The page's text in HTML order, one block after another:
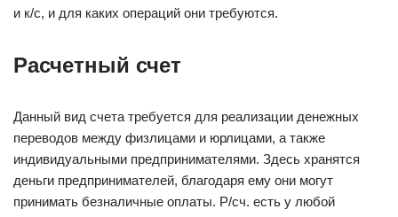
и к/с, и для каких операций они требуются.
Расчетный счет
Данный вид счета требуется для реализации денежных
переводов между физлицами и юрлицами, а также
индивидуальными предпринимателями. Здесь хранятся
деньги предпринимателей, благодаря ему они могут
принимать безналичные оплаты. Р/сч. есть у любой